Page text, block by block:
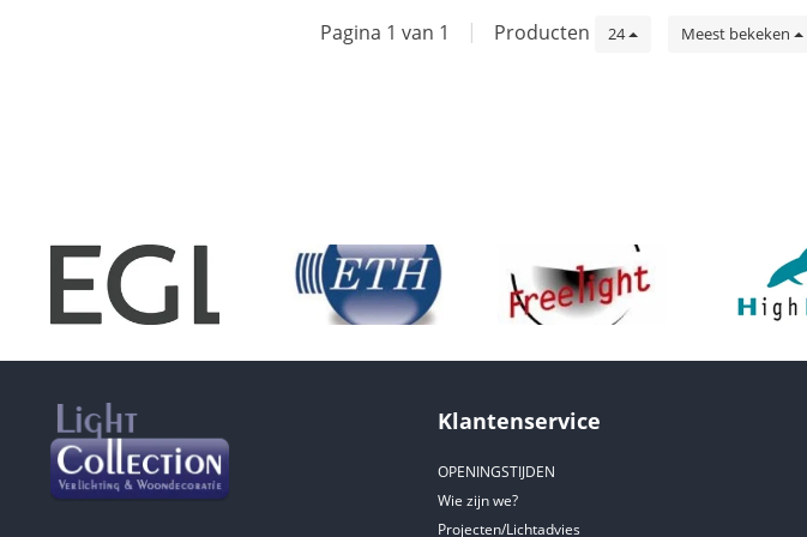
Pagina 1 van 1 | Producten 24 Meest bekeken
Klantenservice
OPENINGSTIJDEN
Wie zijn we?
Projecten/Lichtadvies